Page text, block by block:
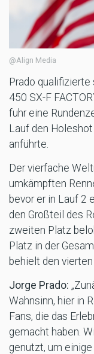
@Align Media
Prado
450 SX-F
fuhr eine
Lauf den
anführte.
Der vierfache
umkämpften
bevor er in Lauf 2
den Großteil des
zweiten Platz
Platz in der
behielt den
Jorge Prado:
Wahnsinn, hier in
Fans, die das
gemacht haben.
genutzt, um